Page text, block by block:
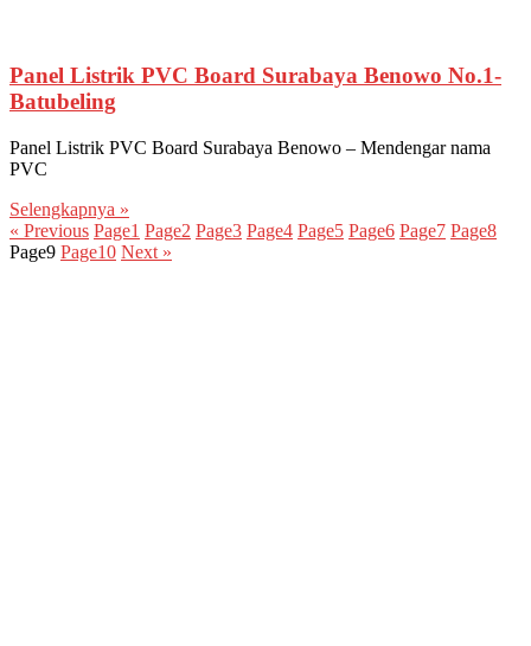
Panel Listrik PVC Board Surabaya Benowo No.1-
Batubeling
Panel Listrik PVC Board Surabaya Benowo – Mendengar nama
PVC
Selengkapnya »
« Previous Page1 Page2 Page3 Page4 Page5 Page6 Page7 Page8
Page9 Page10 Next »